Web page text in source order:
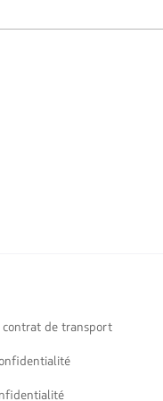
contrat de transport